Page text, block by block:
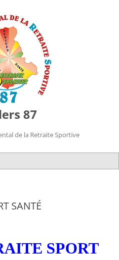
87
de la Retraite Sportive
SANTÉ
SPORT